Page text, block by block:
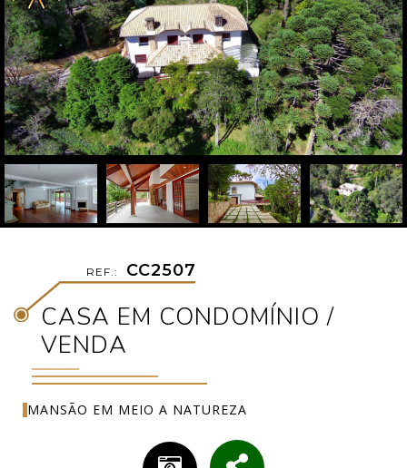
REF.: CC2507
CASA EM CONDOMÍNIO /
VENDA
MANSÃO EM MEIO A NATUREZA